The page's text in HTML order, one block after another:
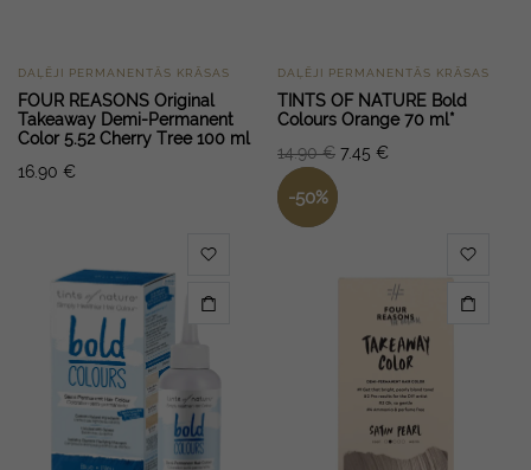
DAĻĒJI PERMANENTĀS KRĀSAS
FOUR REASONS Original
Takeaway Demi-Permanent
Color 5.52 Cherry Tree 100 ml
16.90 €
DAĻĒJI PERMANENTĀS KRĀSAS
TINTS OF NATURE Bold
Colours Orange 70 ml*
14.90€ 7.45 €
-50%